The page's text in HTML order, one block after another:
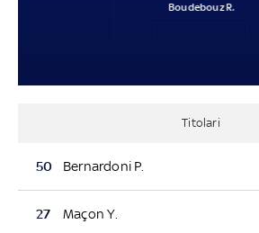
Boudebouz R.
Titolari
50 Bernardoni P.
27 Maçon Y.